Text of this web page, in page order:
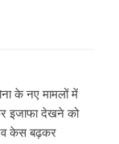
के नए मामलों में
इजाफा देखने को
केस बढ़कर